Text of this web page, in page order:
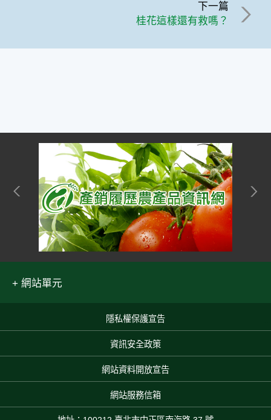
下一篇
桂花這樣還有救嗎？
網站單元
隱私權保護宣告
資訊安全政策
網站資料開放宣告
網站服務信箱